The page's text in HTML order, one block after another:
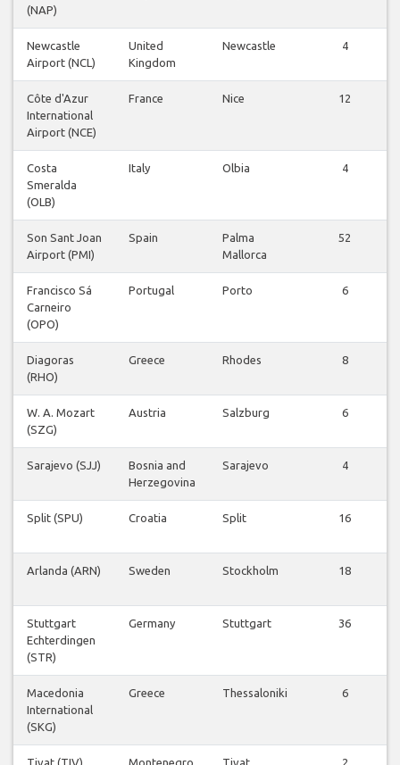
(NAP)
Newcastle
Airport (NCL)
United
Kingdom
Newcastle 4
Côte d'Azur
International
Airport (NCE)
France Nice 12
Costa
Smeralda
(OLB)
Italy Olbia 4
Son Sant Joan
Airport (PMI)
Spain
Palma
Mallorca
52
Francisco Sá
Carneiro
(OPO)
Portugal Porto 6
Diagoras
(RHO)
Greece Rhodes 8
W. A. Mozart
(SZG)
Austria Salzburg 6
Sarajevo (SJJ)
Bosnia and
Herzegovina
Sarajevo 4
Split (SPU) Croatia Split 16
Arlanda (ARN) Sweden Stockholm 18
Stuttgart
Echterdingen
(STR)
Germany Stuttgart 36
Macedonia
International
(SKG)
Greece Thessaloniki 6
Tivat (TIV) Montenegro Tivat 2